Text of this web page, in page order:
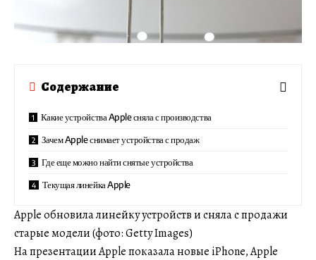
Содержание
Какие устройства Apple сняла с производства
Зачем Apple снимает устройства с продаж
Где еще можно найти снятые устройства
Текущая линейка Apple
Apple обновила линейку устройств и сняла с продажи
старые модели (фото: Getty Images)
На презентации Apple показала новые iPhone, Apple